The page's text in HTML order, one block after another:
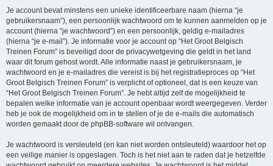
Je account bevat minstens een unieke identificeerbare naam (hierna “je
gebruikersnaam”), een persoonlijk wachtwoord om te kunnen aanmelden op je
account (hierna “je wachtwoord”) en een persoonlijk, geldig e-mailadres
(hierna “je e-mail”). Je informatie voor je account op “Het Groot Belgisch
Treinen Forum” is beveiligd door de privacywetgeving die geldt in het land
waar dit forum gehost wordt. Alle informatie naast je gebruikersnaam, je
wachtwoord en je e-mailadres die vereist is bij het registratieproces op “Het
Groot Belgisch Treinen Forum” is verplicht of optioneel, dat is een keuze van
“Het Groot Belgisch Treinen Forum”. Je hebt altijd zelf de mogelijkheid te
bepalen welke informatie van je account openbaar wordt weergegeven. Verder
heb je ook de mogelijkheid om in te stellen of je de e-mails die automatisch
worden gemaakt door de phpBB-software wil ontvangen.
Je wachtwoord is versleuteld (en kan niet worden ontsleuteld) waardoor het op
een veilige manier is opgeslagen. Toch is het niet aan te raden dat je hetzelfde